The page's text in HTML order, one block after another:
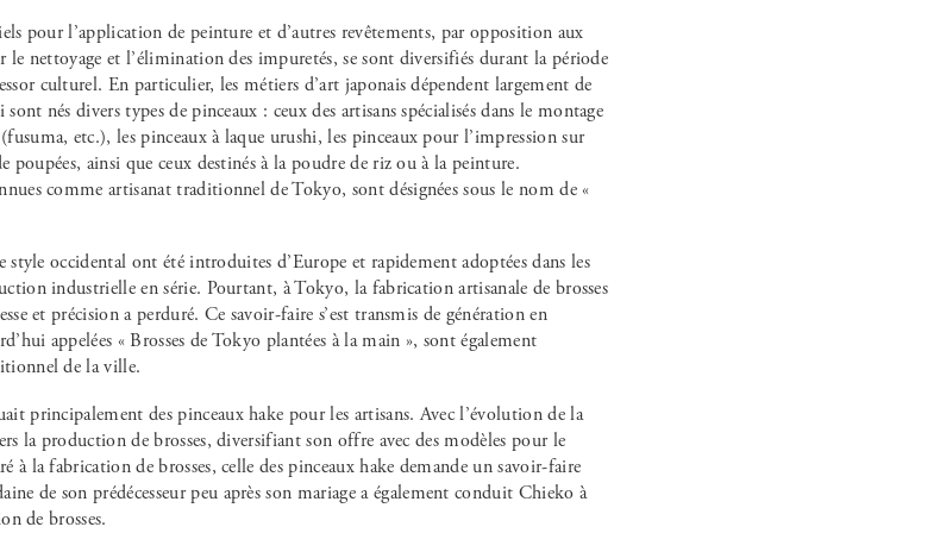
pour l’application de peinture et d’autres revêtements, par opposition aux
le nettoyage et l’élimination des impuretés, se sont diversifiés durant la période
culturel. En particulier, les métiers d’art japonais dépendent largement de
nés divers types de pinceaux : ceux des artisans spécialisés dans le montage
etc.), les pinceaux à laque urushi, les pinceaux pour l’impression sur
ainsi que ceux destinés à la poudre de riz ou à la peinture.
comme artisanat traditionnel de Tokyo, sont désignées sous le nom de «
style occidental ont été introduites d’Europe et rapidement adoptées dans les
industrielle en série. Pourtant, à Tokyo, la fabrication artisanale de brosses
et précision a perduré. Ce savoir-faire s’est transmis de génération en
appelées « Brosses de Tokyo plantées à la main », sont également
de la ville.
principalement des pinceaux hake pour les artisans. Avec l’évolution de la
la production de brosses, diversifiant son offre avec des modèles pour le
à la fabrication de brosses, celle des pinceaux hake demande un savoir-faire
de son prédécesseur peu après son mariage a également conduit Chieko à
de brosses.